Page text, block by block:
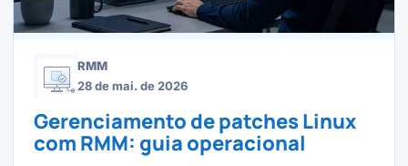
RMM
28 de mai. de 2026
Gerenciamento de patches Linux
com RMM: guia operacional